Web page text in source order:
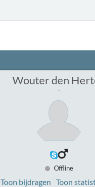
Wouter den
-
Offline
Toon bijdragen Toon